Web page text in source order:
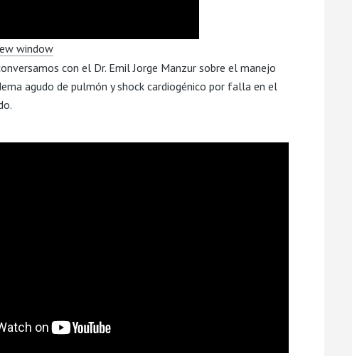
window
con el Dr. Emil Jorge Manzur sobre el manejo
agudo de pulmón y shock cardiogénico por falla en el